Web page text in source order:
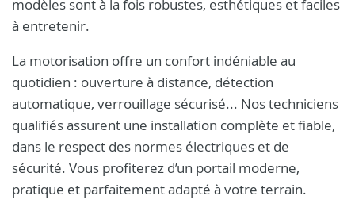
modèles sont à la fois robustes, esthétiques et faciles
à entretenir.
La motorisation offre un confort indéniable au
quotidien : ouverture à distance, détection
automatique, verrouillage sécurisé... Nos techniciens
qualifiés assurent une installation complète et fiable,
dans le respect des normes électriques et de
sécurité. Vous profiterez d’un portail moderne,
pratique et parfaitement adapté à votre terrain.